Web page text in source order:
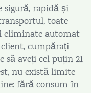
sigură, rapidă și
toate
eliminate automat
cumpărați
să aveți cel puțin 21
nu există limite
fără consum în